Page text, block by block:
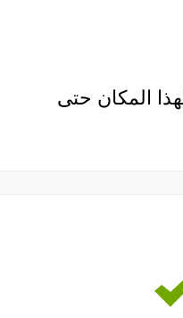
المكان حتى